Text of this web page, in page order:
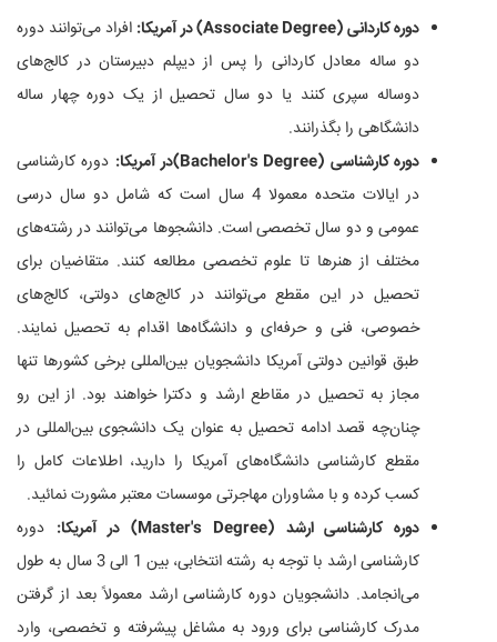
دوره کاردانی (Associate Degree) در آمریکا:
افراد می‌توانند دوره
دو ساله معادل کاردانی را پس از دیپلم دبیرستان در کالج‌های
دوساله سپری کنند یا دو سال تحصیل از یک دوره چهار ساله
دانشگاهی را بگذرانند.
دوره کارشناسی (Bachelor's Degree)در آمریکا:
دوره کارشناسی
در ایالات متحده معمولا 4 سال است که شامل دو سال درسی
عمومی و دو سال تخصصی است. دانشجوها می‌توانند در رشته‌های
مختلف از هنرها تا علوم تخصصی مطالعه کنند. متقاضیان برای
تحصیل در این مقطع می‌توانند در کالج‌های دولتی، کالج‌های
خصوصی، فنی و حرفه‌ای و دانشگاه‌ها اقدام به تحصیل نمایند.
طبق قوانین دولتی آمریکا دانشجویان بین‌المللی برخی کشورها تنها
مجاز به تحصیل در مقاطع ارشد و دکترا خواهند بود. از این رو
چنان‌چه قصد ادامه تحصیل به عنوان یک دانشجوی بین‌المللی در
مقطع کارشناسی دانشگاه‌های آمریکا را دارید، اطلاعات کامل را
کسب کرده و با مشاوران مهاجرتی موسسات معتبر مشورت نمائید.
دوره کارشناسی ارشد (Master's Degree) در آمریکا:
دوره
کارشناسی ارشد با توجه به رشته انتخابی، بین 1 الی 3 سال به طول
می‌انجامد. دانشجویان دوره کارشناسی ارشد معمولاً بعد از گرفتن
مدرک کارشناسی برای ورود به مشاغل پیشرفته و تخصصی، وارد